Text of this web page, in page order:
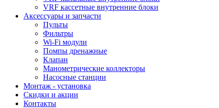
VRF кассетные внутренние блоки
Аксессуары и запчасти
Пульты
Фильтры
Wi-Fi модули
Помпы дренажные
Клапан
Манометрические коллекторы
Насосные станции
Монтаж - установка
Скидки и акции
Контакты